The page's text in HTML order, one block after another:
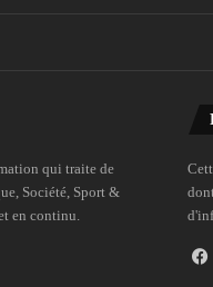
qui traite de
Société, Sport &
en continu.